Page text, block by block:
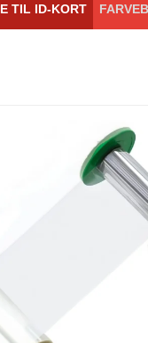
TIL ID-KORT